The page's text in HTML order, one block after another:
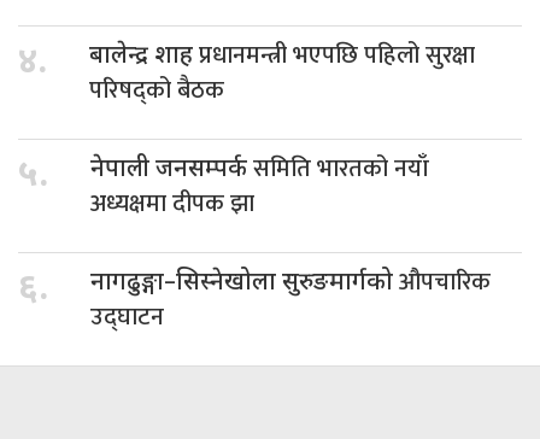
४. बालेन्द्र शाहप्रधानमन्त्री भएपछि पहिलो सुरक्षा
परिषद्को बैठक
५. नेपाली जनसम्पर्कसमिति भारतको नयाँ
अध्यक्षमा दीपक झा
६. नागढुङ्गा–सिस्नेखोला सुरुङमार्गकोऔपचारिक
उद्घाटन